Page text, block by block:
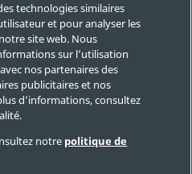
technologies similaires
et pour analyser les
site web. Nous
sur l’utilisation
nos partenaires des
publicitaires et nos
d’informations, consultez
notre politique de